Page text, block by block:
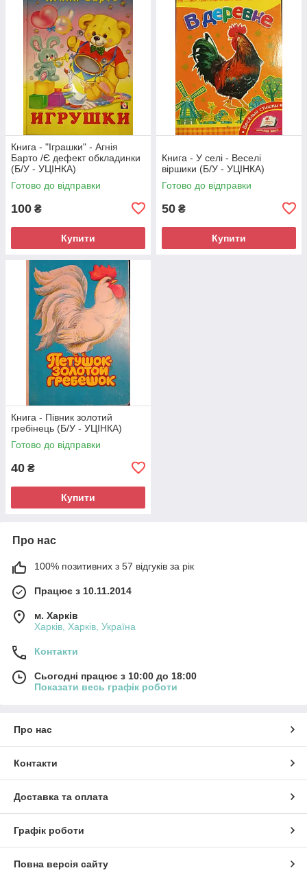
Книга - "Іграшки" - Агнія
Барто /Є дефект обкладинки
(Б/У - УЦІНКА)
Готово до відправки
100 ₴
Купити
Книга - У селі - Веселі
віршики (Б/У - УЦІНКА)
Готово до відправки
50 ₴
Купити
Книга - Півник золотий
гребінець (Б/У - УЦІНКА)
Готово до відправки
40 ₴
Купити
Про нас
100% позитивних з 57 відгуків за рік
Працює з 10.11.2014
м. Харків
Харків, Харків, Україна
Контакти
Сьогодні працює з 10:00 до 18:00
Показати весь графік роботи
Про нас
Контакти
Доставка та оплата
Графік роботи
Повна версія сайту